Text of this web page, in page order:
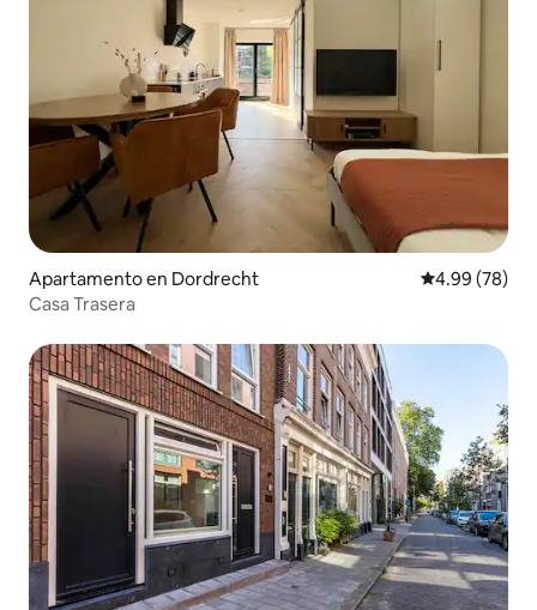
Apartamento en Dordrecht Calificación
4.99 (78)
Casa Trasera